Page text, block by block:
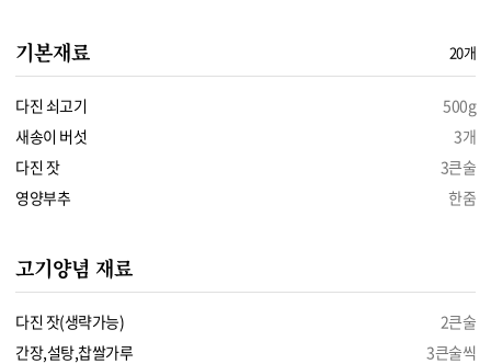
기본재료 20개
다진 쇠고기
500g
새송이 버섯
3개
다진 잣
3큰술
영양부추
한줌
고기양념 재료
다진 잣(생략가능)
2큰술
간장,설탕,찹쌀가루
3큰술씩